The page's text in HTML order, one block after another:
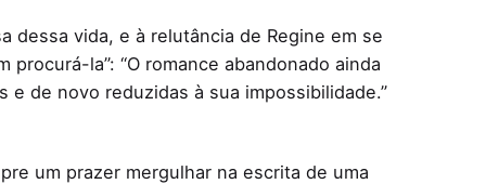
dessa vida, e à relutância de Regine em se
la”: “O romance abandonado ainda
de novo reduzidas à sua impossibilidade.”
um prazer mergulhar na escrita de uma